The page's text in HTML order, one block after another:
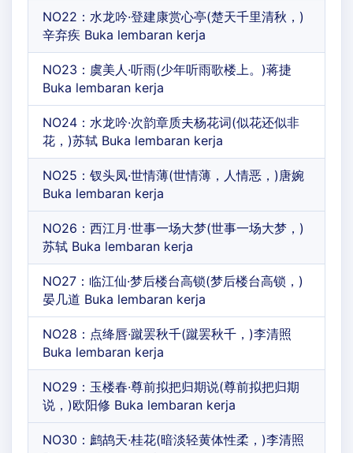
NO22：水龙吟·登建康赏心亭(楚天千里清秋，)
辛弃疾 Buka lembaran kerja
NO23：虞美人·听雨(少年听雨歌楼上。)蒋捷
Buka lembaran kerja
NO24：水龙吟·次韵章质夫杨花词(似花还似非
花，)苏轼 Buka lembaran kerja
NO25：钗头凤·世情薄(世情薄，人情恶，)唐婉
Buka lembaran kerja
NO26：西江月·世事一场大梦(世事一场大梦，)
苏轼 Buka lembaran kerja
NO27：临江仙·梦后楼台高锁(梦后楼台高锁，)
晏几道 Buka lembaran kerja
NO28：点绛唇·蹴罢秋千(蹴罢秋千，)李清照
Buka lembaran kerja
NO29：玉楼春·尊前拟把归期说(尊前拟把归期
说，)欧阳修 Buka lembaran kerja
NO30：鹧鸪天·桂花(暗淡轻黄体性柔，)李清照